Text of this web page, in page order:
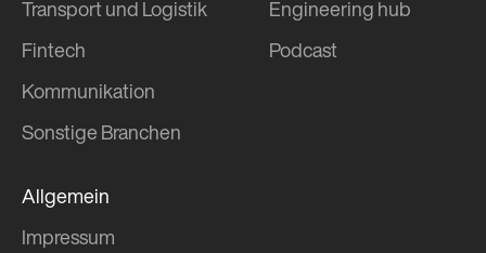
Transport und Logistik
Fintech
Kommunikation
Sonstige Branchen
Engineering hub
Podcast
Allgemein
Impressum